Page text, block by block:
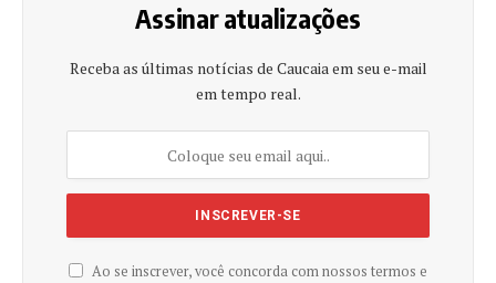
Assinar atualizações
Receba as últimas notícias de Caucaia em seu e-mail
em tempo real.
Ao se inscrever, você concorda com nossos termos e